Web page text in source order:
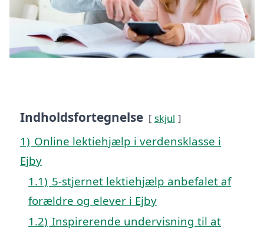
Indholdsfortegnelse skjul
1) Online lektiehjælp i verdensklasse i
Ejby
1.1) 5-stjernet lektiehjælp anbefalet af
forældre og elever i Ejby
1.2) Inspirerende undervisning til at